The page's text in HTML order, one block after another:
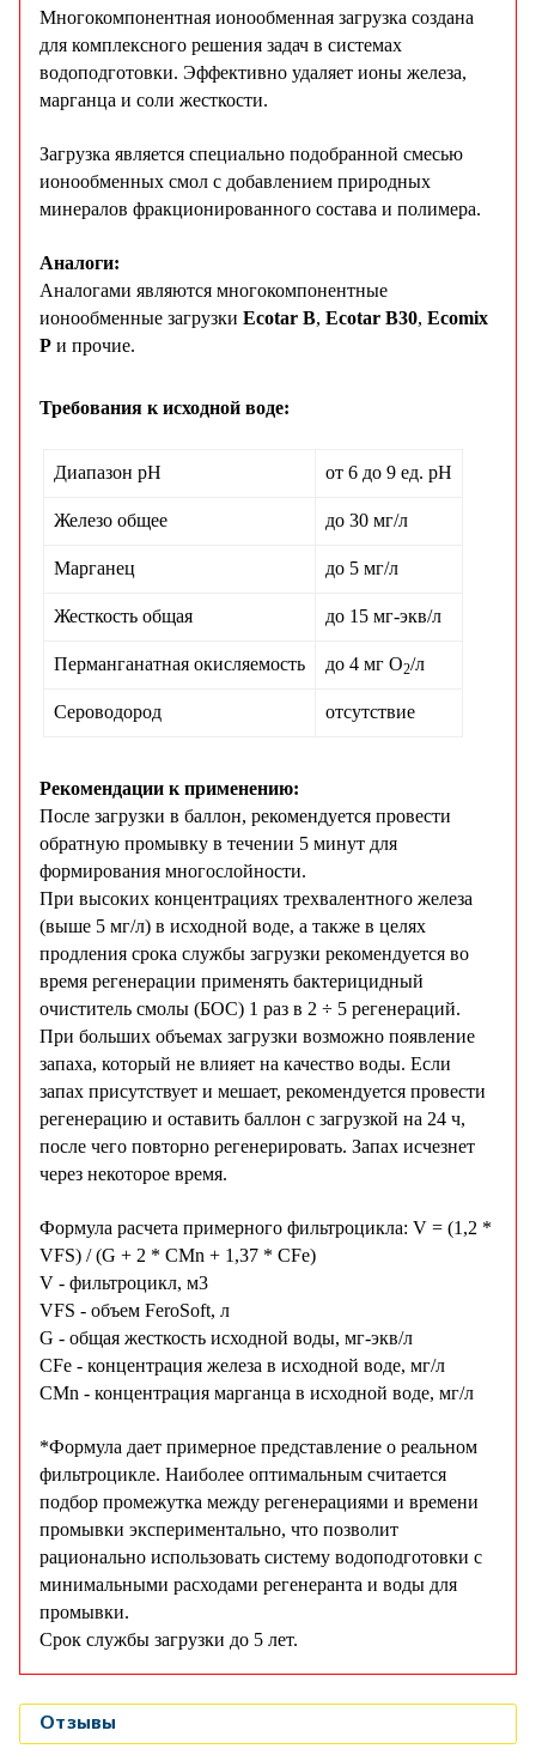
Многокомпонентная ионообменная загрузка создана
для комплексного решения задач в системах
водоподготовки. Эффективно удаляет ионы железа,
марганца и соли жесткости.
Загрузка является специально подобранной смесью
ионообменных смол с добавлением природных
минералов фракционированного состава и полимера.
Аналоги:
Аналогами являются многокомпонентные
ионообменные загрузки Ecotar B, Ecotar B30, Ecomix
P и прочие.
Требования к исходной воде:
Диапазон pH от 6 до 9 ед. pH
Железо общее до 30 мг/л
Марганец до 5 мг/л
Жесткость общая до 15 мг-экв/л
Перманганатная окисляемость до 4 мг О2/л
Сероводород отсутствие
Рекомендации к применению:
После загрузки в баллон, рекомендуется провести
обратную промывку в течении 5 минут для
формирования многослойности.
При высоких концентрациях трехвалентного железа
(выше 5 мг/л) в исходной воде, а также в целях
продления срока службы загрузки рекомендуется во
время регенерации применять бактерицидный
очиститель смолы (БОС) 1 раз в 2 ÷ 5 регенераций.
При больших объемах загрузки возможно появление
запаха, который не влияет на качество воды. Если
запах присутствует и мешает, рекомендуется провести
регенерацию и оставить баллон с загрузкой на 24 ч,
после чего повторно регенерировать. Запах исчезнет
через некоторое время.
Формула расчета примерного фильтроцикла: V = (1,2 *
VFS) / (G + 2 * СMn + 1,37 * СFe)
V - фильтроцикл, м3
VFS - объем FeroSoft, л
G - общая жесткость исходной воды, мг-экв/л
СFe - концентрация железа в исходной воде, мг/л
СMn - концентрация марганца в исходной воде, мг/л
*Формула дает примерное представление о реальном
фильтроцикле. Наиболее оптимальным считается
подбор промежутка между регенерациями и времени
промывки экспериментально, что позволит
рационально использовать систему водоподготовки с
минимальными расходами регенеранта и воды для
промывки.
Срок службы загрузки до 5 лет.
Отзывы